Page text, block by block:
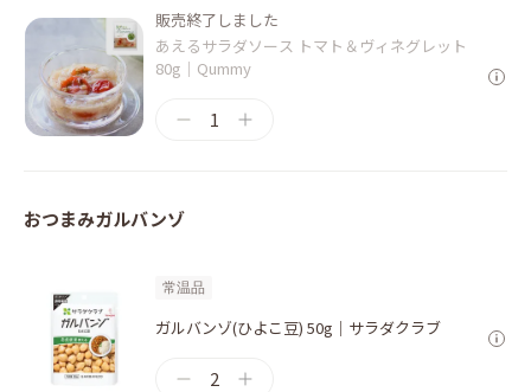
販売終了しました
あえるサラダソース トマト＆ヴィネグレット
80g｜Qummy
1
おつまみガルバンゾ
常温品
ガルバンゾ(ひよこ豆) 50g｜サラダクラブ
2